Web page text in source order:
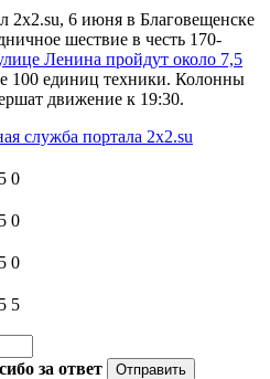
2х2.su, 6 июня в Благовещенске
шествие в честь 170-
Ленина пройдут около 7,5
100 единиц техники. Колонны
движение к 19:30.
служба портала 2x2.su
5 0
5 0
5 0
5 5
за ответ